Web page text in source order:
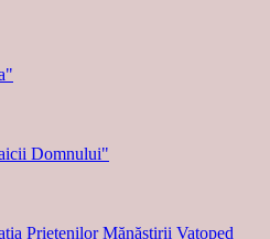
Domnului"
Prietenilor Mănăstirii Vatoped